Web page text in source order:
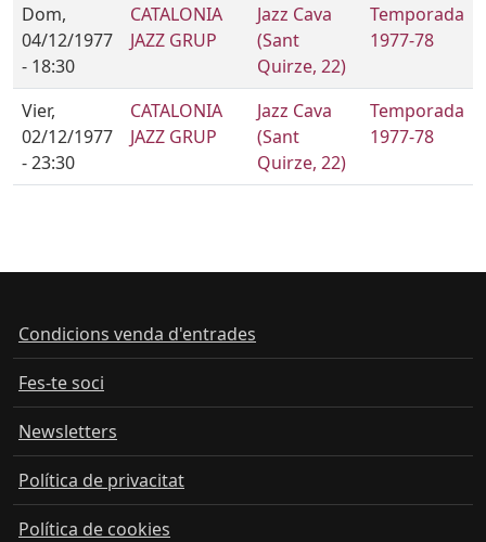
Dom,
04/12/1977
- 18:30
CATALONIA
JAZZ GRUP
Jazz Cava
(Sant
Quirze, 22)
Temporada
1977-78
Vier,
02/12/1977
- 23:30
CATALONIA
JAZZ GRUP
Jazz Cava
(Sant
Quirze, 22)
Temporada
1977-78
Condicions venda d'entrades
Fes-te soci
Newsletters
Política de privacitat
Política de cookies